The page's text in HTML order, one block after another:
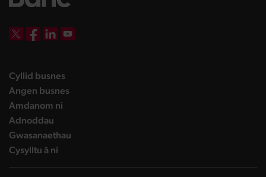
Cyllid busneslanding page
Angen busneslanding page
Amdanom ni
Adnoddau
Gwasanaethau
Cysylltu â ni